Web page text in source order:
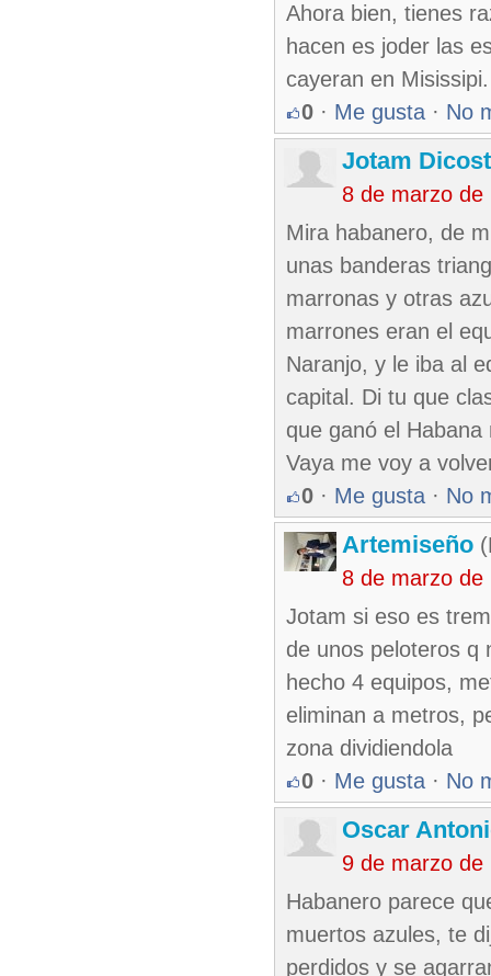
Ahora bien, tienes
hacen es joder las
cayeran en Misissipi.
0 · Me gusta · No
Jotam
8 de marzo de
Mira habanero, de
unas banderas
marronas y otras
marrones eran el
Naranjo, y le iba al
capital. Di tu que
que ganó el
Vaya me voy a
0 · Me gusta · No
Artemiseño
8 de marzo de
Jotam si eso es
de unos peloteros q
hecho 4 equipos,
eliminan a metros,
zona dividiendola
0 · Me gusta · No
Oscar
9 de marzo de
Habanero parece
muertos azules, te
perdidos y se